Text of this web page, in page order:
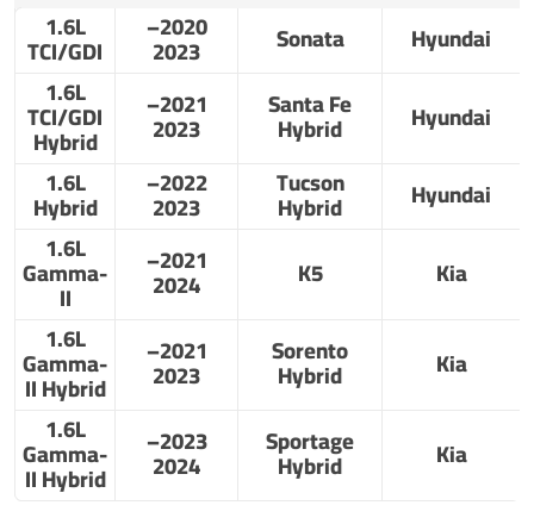
Hyundai
Sonata
2020–
2023
1.6L
TCI/GDI
Hyundai
Santa Fe
Hybrid
2021–
2023
1.6L
TCI/GDI
Hybrid
Hyundai
Tucson
Hybrid
2022–
2023
1.6L
Hybrid
Kia
K5
2021–
2024
1.6L
Gamma-
II
Kia
Sorento
Hybrid
2021–
2023
1.6L
Gamma-
II Hybrid
Kia
Sportage
Hybrid
2023–
2024
1.6L
Gamma-
II Hybrid